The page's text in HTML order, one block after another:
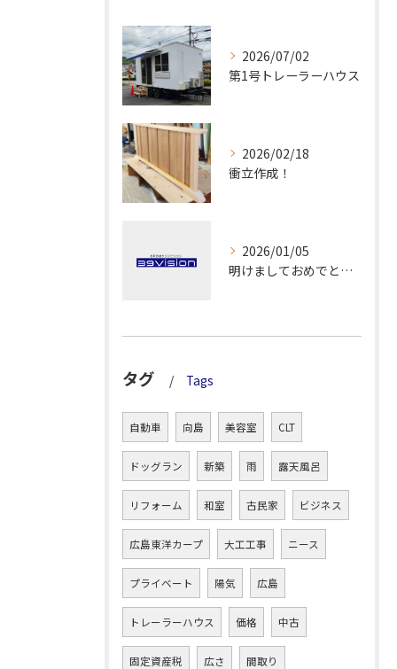
2026/07/02
第1号トレーラーハウス
2026/02/18
衝立作成！
2026/01/05
明けましておめでとうございます！
タグ Tags
自動車 向島 美容室 CLT
ドッグラン 新築 雨 露天風呂
リフォーム 和室 古民家 ビジネス
広島東洋カープ 大工工事 ニース
プライベート 陽気 広島
トレーラーハウス 価格 中古
固定資産税 広さ 間取り